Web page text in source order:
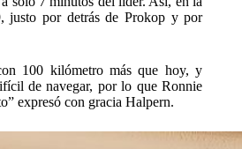
justo por detrás de Prokop y por
100 kilómetro más que hoy, y
de navegar, por lo que Ronnie
expresó con gracia Halpern.